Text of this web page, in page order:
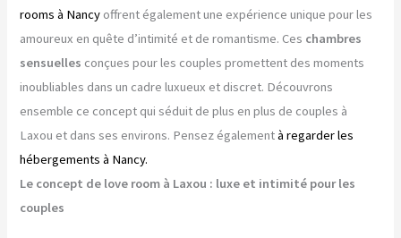
rooms à Nancy offrent également une expérience unique pour les
amoureux en quête d’intimité et de romantisme. Ces chambres
sensuelles conçues pour les couples promettent des moments
inoubliables dans un cadre luxueux et discret. Découvrons
ensemble ce concept qui séduit de plus en plus de couples à
Laxou et dans ses environs. Pensez égalementà regarder les
hébergements à Nancy.
Le concept de love room à Laxou : luxe et intimité pour les
couples